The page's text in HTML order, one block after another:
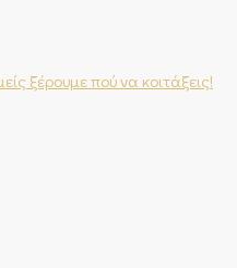
ξέρουμε πού να κοιτάξεις!